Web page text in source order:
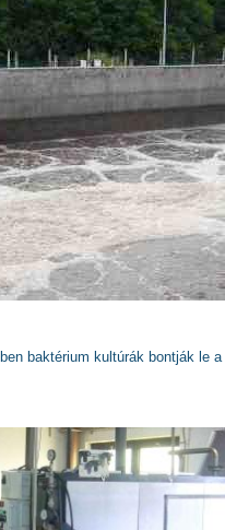
baktérium kultúrák bontják le a